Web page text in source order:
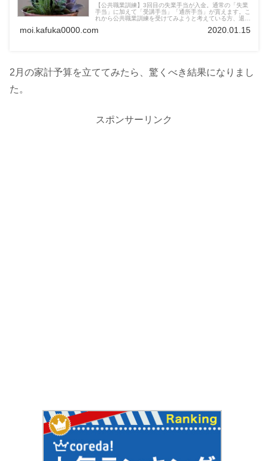
【公共職業訓練】3回目の失業手当が入金。通常の「失業
手当」に加えて「受講手当」「通所手当」が貰えます。こ
れから公共職業訓練を受けてみようと考えている方、退職
メします！是非よんで下さい。
moi.kafuka0000.com 2020.01.15
2月の家計予算を立ててみたら、驚くべき結果になりまし
た。
スポンサーリンク